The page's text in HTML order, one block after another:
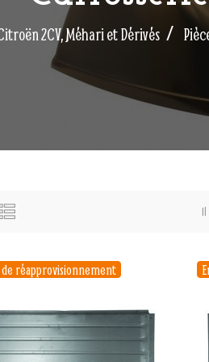
2CV, Méhari et Dérivés
de réapprovisionnement